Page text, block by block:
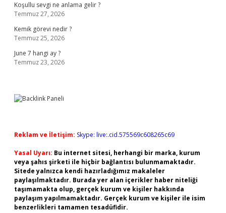
Koşullu sevgi ne anlama gelir ?
Temmuz 27, 2026
Kemik görevi nedir ?
Temmuz 25, 2026
June 7 hangi ay ?
Temmuz 23, 2026
Reklam ve İletişim: Skype: live:.cid.575569c608265c69
Yasal Uyarı: Bu internet sitesi, herhangi bir marka, kurum
veya şahıs şirketi ile hiçbir bağlantısı bulunmamaktadır.
Sitede yalnızca kendi hazırladığımız makaleler
paylaşılmaktadır. Burada yer alan içerikler haber niteliği
taşımamakta olup, gerçek kurum ve kişiler hakkında
paylaşım yapılmamaktadır. Gerçek kurum ve kişiler ile isim
benzerlikleri tamamen tesadüfidir.